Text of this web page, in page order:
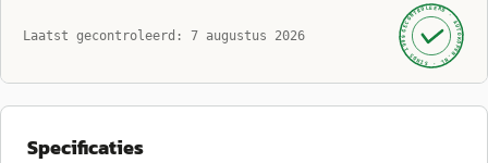
Laatst gecontroleerd: 7 augustus 2026 GECONTROLEERD ·
AUTOKOPEN.NL
· SINDS 1999 ·
Specificaties